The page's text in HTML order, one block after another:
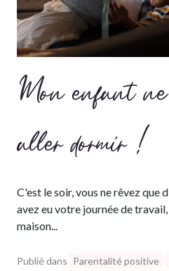
Mon enfant
aller dormir !
C'est le soir, vous ne rêvez que
avez eu votre journée de
maison...
Publié dans Parentalité positive